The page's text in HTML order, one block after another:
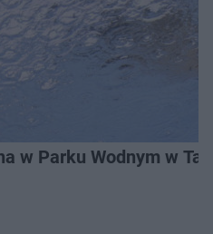
w Parku Wodnym w